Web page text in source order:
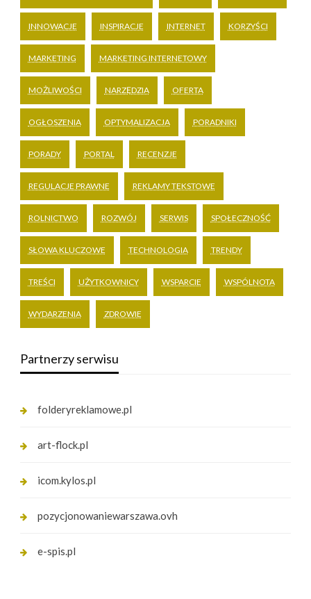
INNOWACJE INSPIRACJE INTERNET KORZYŚCI
MARKETING MARKETING INTERNETOWY
MOŻLIWOŚCI NARZĘDZIA OFERTA
OGŁOSZENIA OPTYMALIZACJA PORADNIKI
PORADY PORTAL RECENZJE
REGULACJE PRAWNE REKLAMY TEKSTOWE
ROLNICTWO ROZWÓJ SERWIS SPOŁECZNOŚĆ
SŁOWA KLUCZOWE TECHNOLOGIA TRENDY
TREŚCI UŻYTKOWNICY WSPARCIE WSPÓLNOTA
WYDARZENIA ZDROWIE
Partnerzy serwisu
folderyreklamowe.pl
art-flock.pl
icom.kylos.pl
pozycjonowaniewarszawa.ovh
e-spis.pl